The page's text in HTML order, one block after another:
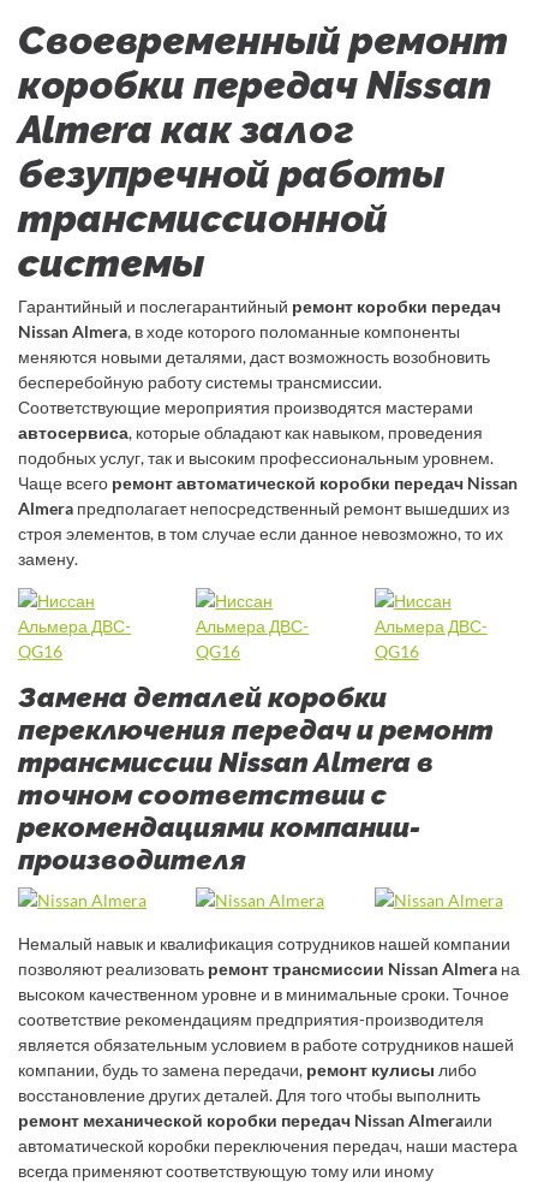
Своевременный ремонт
коробки передач Nissan
Almera как залог
безупречной работы
трансмиссионной
системы
Гарантийный и послегарантийный ремонт коробки передач
Nissan Almera, в ходе которого поломанные компоненты
меняются новыми деталями, даст возможность возобновить
бесперебойную работу системы трансмиссии.
Соответствующие мероприятия производятся мастерами
автосервиса, которые обладают как навыком, проведения
подобных услуг, так и высоким профессиональным уровнем.
Чаще всего ремонт автоматической коробки передач Nissan
Almera предполагает непосредственный ремонт вышедших из
строя элементов, в том случае если данное невозможно, то их
замену.
Замена деталей коробки
переключения передач и ремонт
трансмиссии Nissan Almera в
точном соответствии с
рекомендациями компании-
производителя
Немалый навык и квалификация сотрудников нашей компании
позволяют реализовать ремонт трансмиссии Nissan Almera на
высоком качественном уровне и в минимальные сроки. Точное
соответствие рекомендациям предприятия-производителя
является обязательным условием в работе сотрудников нашей
компании, будь то замена передачи, ремонт кулисы либо
восстановление других деталей. Для того чтобы выполнить
ремонт механической коробки передач Nissan Almeraили
автоматической коробки переключения передач, наши мастера
всегда применяют соответствующую тому или иному